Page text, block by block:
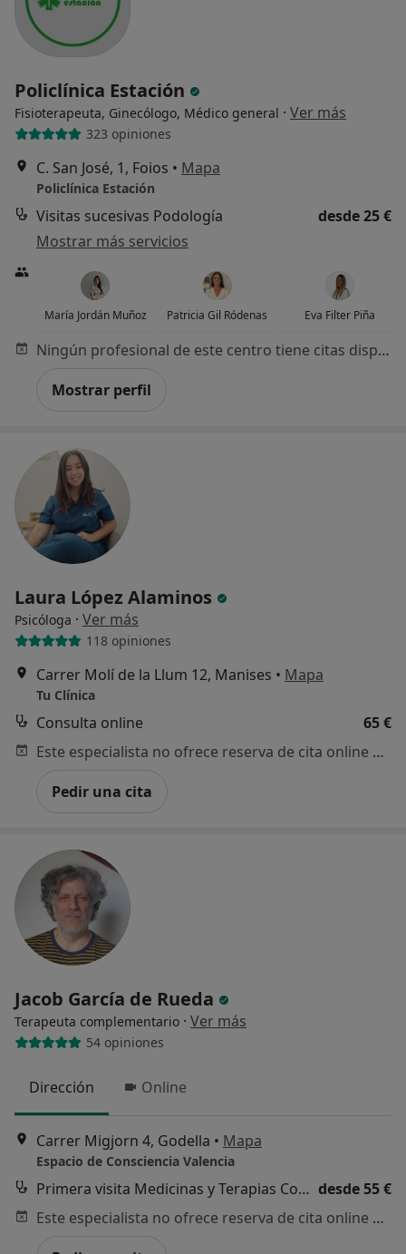
Policlínica Estación
Fisioterapeuta, Ginecólogo, Médico general · Ver más
323 opiniones
C. San José, 1, Foios • Mapa
Policlínica Estación
Visitas sucesivas Podología
desde 25 €
Mostrar más servicios
María Jordán Muñoz Patricia Gil Ródenas Eva Filter Piña
Ningún profesional de este centro tiene citas disponibles
Mostrar perfil
Laura López Alaminos
Psicóloga · Ver más
118 opiniones
Carrer Molí de la Llum 12, Manises • Mapa
Tu Clínica
Consulta online
65 €
Este especialista no ofrece reserva de cita online en esta dirección.
Pedir una cita
Jacob García de Rueda
Terapeuta complementario · Ver más
54 opiniones
Dirección Online
Carrer Migjorn 4, Godella • Mapa
Espacio de Consciencia Valencia
Primera visita Medicinas y Terapias Complementarias desde 55 €
Este especialista no ofrece reserva de cita online en esta dirección.